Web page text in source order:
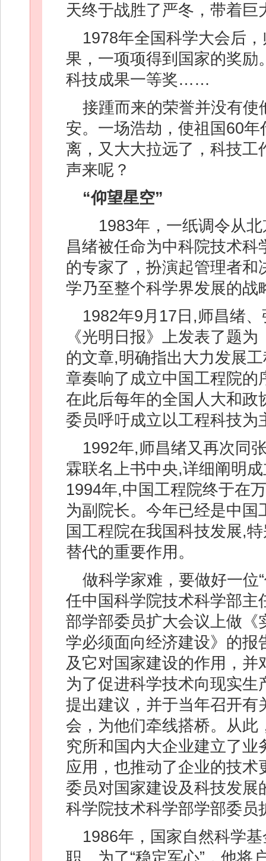
天终于战胜了严冬，带着
1978年全国科学大会后
果，一项项得到国家的奖
科技成果一等奖……
接踵而来的荣誉并没有
安。一场浩劫，使祖国60
离，又大大拉远了，科技
声来呢？
“仰望星空”
1983年，一纸调令从北
昌绪被任命为中科院技术
的专家了，扮演起管理者
学乃至整个科学界发展的战
1982年9月17日,师昌绪
《光明日报》上发表了题
的文章,明确指出大力发展
章奏响了成立中国工程院
在此后每年的全国人大和
委员呼吁成立以工程科技
1992年,师昌绪又再次同
霖联名上书中央,详细阐明
1994年,中国工程院终于在
为副院长。今年已经是中
国工程院在我国科技发展,
替代的重要作用。
做科学家难，要做好一位
任中国科学院技术科学部
部学部委员扩大会议上做
学必须面向经济建设》的
及它对国家建设的作用，
为了促进科学技术向现实
提出建议，并于当年召开
会，为他们牵线搭桥。从
究所和国内大企业建立了
应用，也推动了企业的技
委员对国家建设及科技发
科学院技术科学部学部委
1986年，国家自然科学
职。为了“稳定军心”，他将